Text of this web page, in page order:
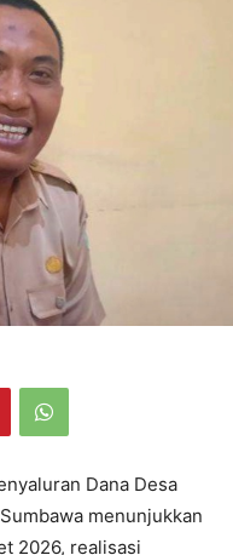
Dana Desa
menunjukkan
2026, realisasi